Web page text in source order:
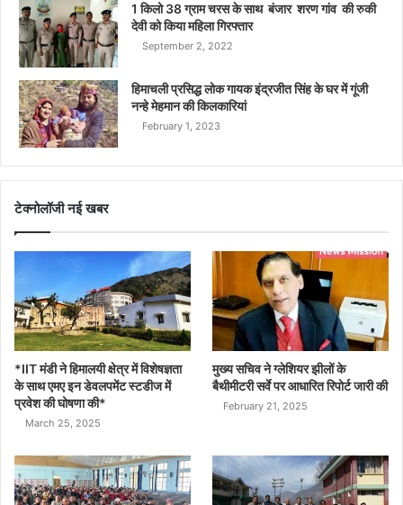
1 किलो 38 ग्राम चरस के साथ बंजार शरण गांव की रुकी
देवी को किया महिला गिरफ्तार
September 2, 2022
हिमाचली प्रसिद्ध लोक गायक इंद्रजीत सिंह के घर में गूंजी
नन्हे मेहमान की किलकारियां
February 1, 2023
टेक्नोलॉजी नई खबर
*IIT मंडी ने हिमालयी क्षेत्र में विशेषज्ञता
के साथ एमए इन डेवलपमेंट स्टडीज में
प्रवेश की घोषणा की*
March 25, 2025
मुख्य सचिव ने ग्लेशियर झीलों के
बैथीमीटरी सर्वे पर आधारित रिपोर्ट जारी की
February 21, 2025